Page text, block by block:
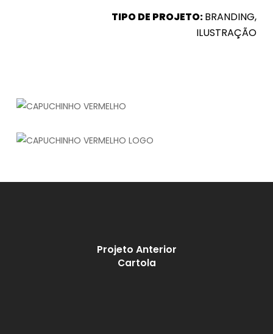
TIPO DE PROJETO:BRANDING,
ILUSTRAÇÃO
Projeto Anterior
Cartola